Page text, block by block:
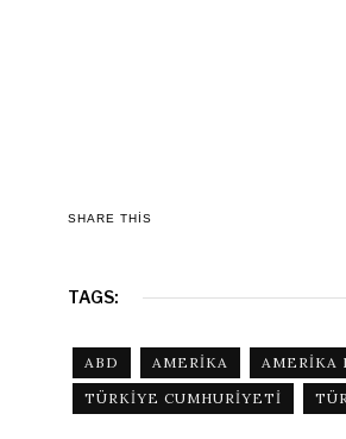
SHARE THIS
TAGS:
ABD AMERIKA AMERIKA
TÜRKIYE CUMHURIYETI